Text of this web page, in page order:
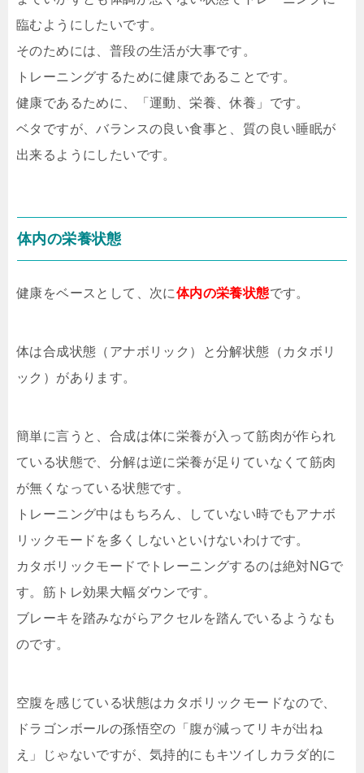
臨むようにしたいです。
そのためには、普段の生活が大事です。
トレーニングするために健康であることです。
健康であるために、「運動、栄養、休養」です。
ベタですが、バランスの良い食事と、質の良い睡眠が
出来るようにしたいです。
体内の栄養状態
健康をベースとして、次に体内の栄養状態です。
体は合成状態（アナボリック）と分解状態（カタボリ
ック）があります。
簡単に言うと、合成は体に栄養が入って筋肉が作られ
ている状態で、分解は逆に栄養が足りていなくて筋肉
が無くなっている状態です。
トレーニング中はもちろん、していない時でもアナボ
リックモードを多くしないといけないわけです。
カタボリックモードでトレーニングするのは絶対NGで
す。筋トレ効果大幅ダウンです。
ブレーキを踏みながらアクセルを踏んでいるようなも
のです。
空腹を感じている状態はカタボリックモードなので、
ドラゴンボールの孫悟空の「腹が減ってリキが出ね
え」じゃないですが、気持的にもキツイしカラダ的に